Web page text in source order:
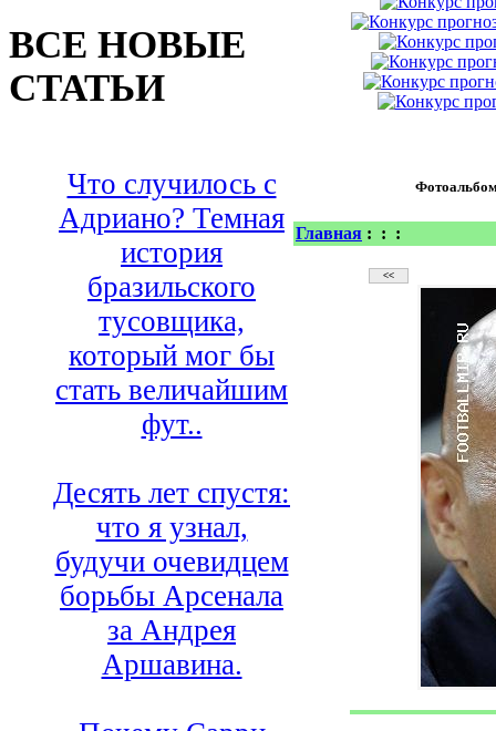
ВСЕ НОВЫЕ
СТАТЬИ
Что случилось с
Адриано? Темная
история
бразильского
тусовщика,
который мог бы
стать величайшим
фут..
Десять лет спустя:
что я узнал,
будучи очевидцем
борьбы Арсенала
за Андрея
Аршавина.
Главная : : :